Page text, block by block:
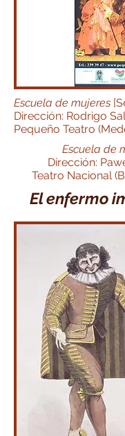
Escuela de mujeres
Dirección: Rodrigo
Pequeño Teatro
Escuela de
Dirección:
Teatro Nacional
El enfermo